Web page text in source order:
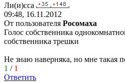
Ли(и)сса
09:48, 16.11.2012
От пользователя Рoсoмaхa
Голос собственника
собственника трешки
Не знаю наверняка, но мне такая
1 / 1
Ответить